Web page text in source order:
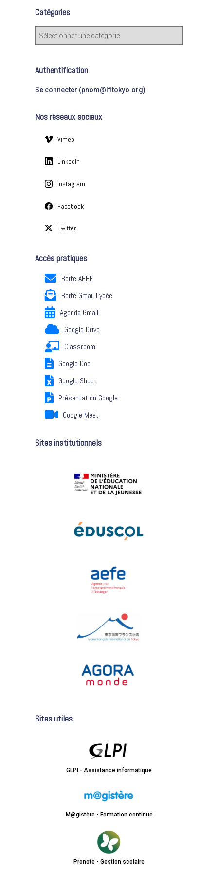
r
c
e
Catégories
C
g
o
e
Authentification
Se connecter (pnom@lfitokyo.org)
Nos réseaux sociaux
Vimeo
LinkedIn
Instagram
Facebook
Twitter
Accès pratiques
Boite AEFE
Boite Gmail Lycée
Agenda Gmail
Google Drive
Classroom
Google Doc
Google Sheet
Présentation Google
Google Meet
Sites institutionnels
Sites utiles
GLPI - Assistance informatique
M@gistère - Formation continue
Pronote - Gestion scolaire